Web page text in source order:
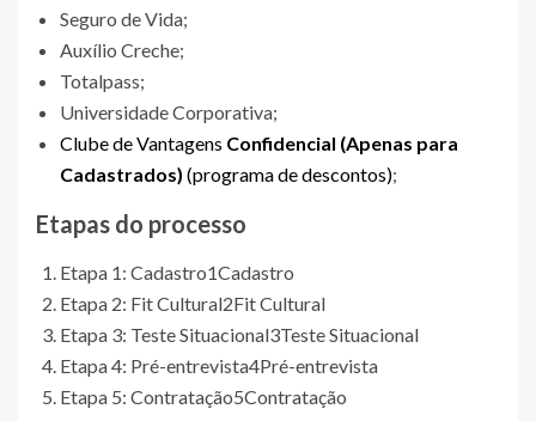
Seguro de Vida;
Auxílio Creche;
Totalpass;
Universidade Corporativa;
Clube de Vantagens Confidencial (Apenas para
Cadastrados) (programa de descontos);
Etapas do processo
Etapa 1: Cadastro1Cadastro
Etapa 2: Fit Cultural2Fit Cultural
Etapa 3: Teste Situacional3Teste Situacional
Etapa 4: Pré-entrevista4Pré-entrevista
Etapa 5: Contratação5Contratação